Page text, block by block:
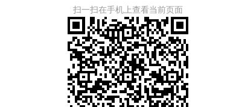
扫一扫在手机上查看当前页面